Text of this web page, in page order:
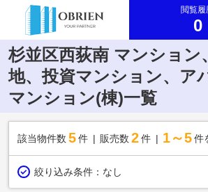
閲覧履
0
杉並区西荻南 マンション
地、投資マンション、ア
マンション(棟)一覧
該当物件数 5件 販売数 2 件 1～5 件
絞り込み条件： なし